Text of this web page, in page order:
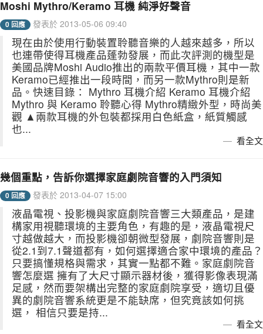
Moshi Mythro/Keramo 耳機 純淨好聲音
0 回應 發表於 2013-05-06 09:40
現在由於使用行動裝置聆聽音樂的人越來越多，所以
也連帶使得耳機產品蓬勃發展，而此次評測的機型是
美國品牌Moshi Audio推出的兩款平價耳機，其中一款
Keramo已經推出一段時間，而另一款Mythro則是新
品。快速目錄： Mythro 耳機介紹 Keramo 耳機介紹
Mythro 與 Keramo 聆聽心得 Mythro精緻外型，時尚美
觀 ▲兩款耳機的外包裝都採用白色紙盒，紙質觸感
也...
看全文
幾個重點，告訴你選擇家庭劇院音響的入門須知
0 回應 發表於 2013-04-07 15:00
液晶電視、投影機與家庭劇院音響三大類產品，是建
構家用視聽環境的主要角色，有趣的是，液晶電視尺
寸越做越大，而投影機卻朝微型發展，劇院音響則是
從2.1到7.1聲道都有，如何選擇適合家中環境的產品？
只要搞懂規格與需求，其實一點都不難。家庭劇院音
響怎麼選 擁有了大尺寸顯示器材後，獲得影像表現滿
足感，然而要架構出完整的家庭劇院享受，適切且優
異的劇院音響系統更是不能缺席，但究竟該如何挑
選， 相信只要是持...
看全文